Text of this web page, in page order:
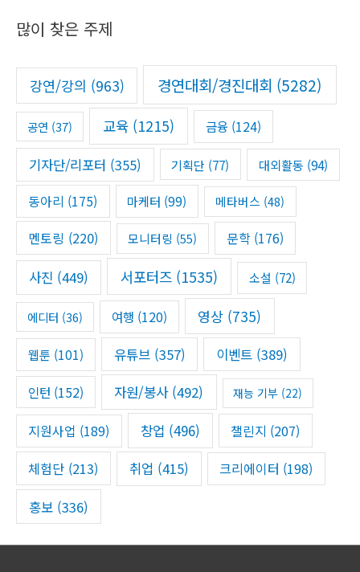
c
f
:
많이 찾은 주제
강연/강의 (963) 경연대회/경진대회 (5282)
공연 (37) 교육(1215) 금융(124)
기자단/리포터 (355) 기획단 (77) 대외활동 (94)
동아리 (175) 마케터 (99) 메타버스 (48)
멘토링 (220) 모니터링 (55) 문학(176)
사진 (449) 서포터즈 (1535) 소설 (72)
에디터 (36) 여행 (120) 영상 (735)
웹툰 (101) 유튜브(357) 이벤트 (389)
인턴 (152) 자원/봉사(492) 재능 기부 (22)
지원사업 (189) 창업 (496) 챌린지 (207)
체험단 (213) 취업 (415) 크리에이터 (198)
홍보(336)